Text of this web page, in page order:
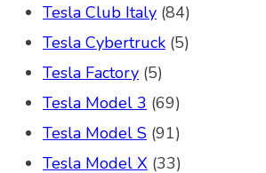
Tesla Club Italy (84)
Tesla Cybertruck (5)
Tesla Factory (5)
Tesla Model 3 (69)
Tesla Model S (91)
Tesla Model X (33)